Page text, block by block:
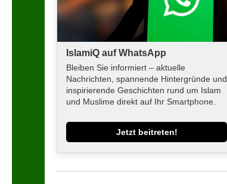
IslamiQ auf WhatsApp
Bleiben Sie informiert – aktuelle
Nachrichten, spannende Hintergründe und
inspirierende Geschichten rund um Islam
und Muslime direkt auf Ihr Smartphone.
Jetzt beitreten!